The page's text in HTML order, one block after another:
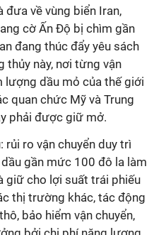
về vùng biển Iran,
cờ Ấn Độ bị chìm gần
đang thúc đẩy yêu sách
thủy này, nơi từng vận
lượng dầu mỏ của thế giới
quan chức Mỹ và Trung
phải được giữ mở.
rủi ro vận chuyển duy trì
gần mức 100 đô la làm
giữ cho lợi suất trái phiếu
thị trường khác, tác động
bảo hiểm vận chuyển,